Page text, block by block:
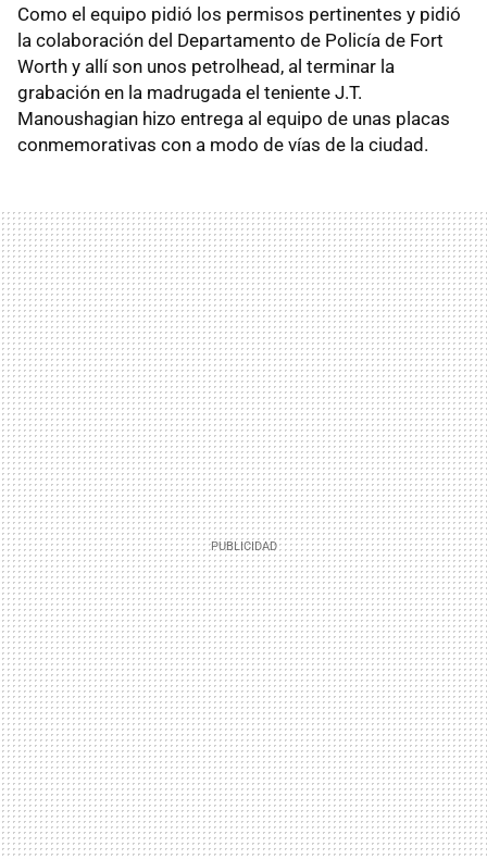
Como el equipo pidió los permisos pertinentes y pidió
la colaboración del Departamento de Policía de Fort
Worth y allí son unos petrolhead, al terminar la
grabación en la madrugada el teniente J.T.
Manoushagian hizo entrega al equipo de unas placas
conmemorativas con a modo de vías de la ciudad.